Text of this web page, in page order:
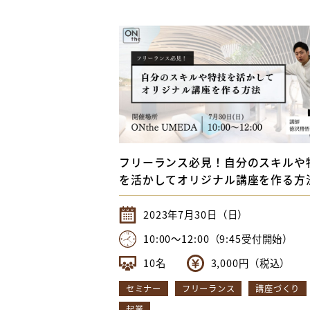
フリーランス必見！自分のスキルや
を活かしてオリジナル講座を作る方
2023年7月30日（日）
10:00〜12:00（9:45受付開始）
10名
3,000円（税込）
セミナー フリーランス
講座づくり